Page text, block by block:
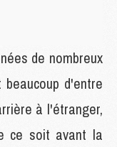
de nombreux
d'entre
à l'étranger,
ce soit avant la